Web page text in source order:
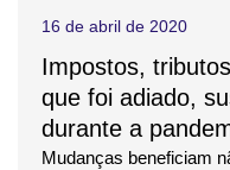
16 de abril de 2020
Impostos,
que foi adiado,
durante a
Mudanças beneficiam